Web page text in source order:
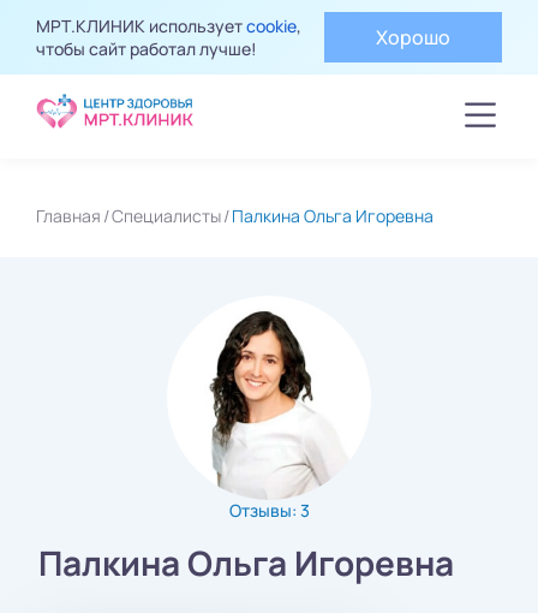
МРТ.КЛИНИК используетcookie,
чтобы сайт работал лучше!
Хорошо
Главная Специалисты Палкина Ольга Игоревна
Отзывы: 3
Палкина Ольга Игоревна